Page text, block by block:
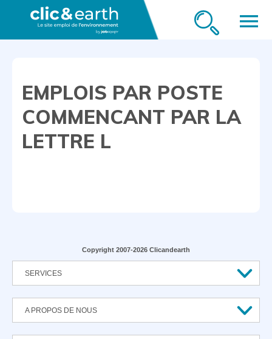
menu
EMPLOIS PAR POSTE
COMMENCANT PAR LA
LETTRE L
Copyright 2007-2026 Clicandearth
SERVICES
A PROPOS DE NOUS